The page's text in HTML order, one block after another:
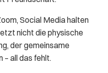
Social Media halten
nicht die physische
der gemeinsame
– all das fehlt.